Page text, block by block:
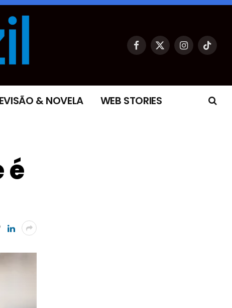
Facebook
X
Instagram
TikTok
& NOVELA WEB STORIES
é